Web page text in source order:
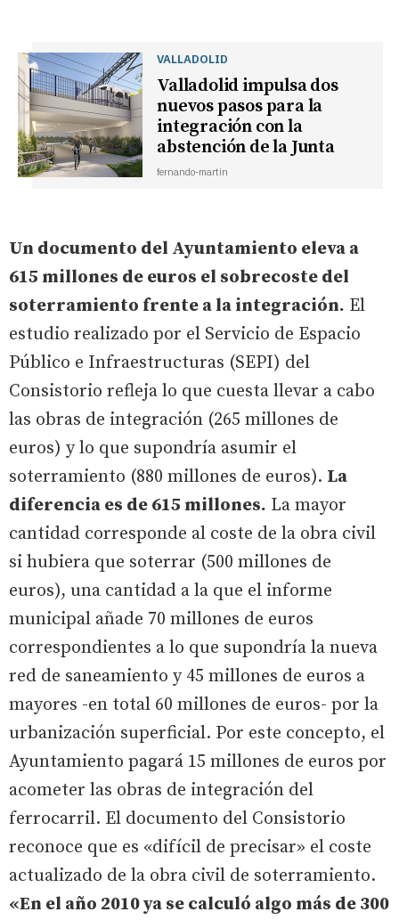
VALLADOLID
Valladolid impulsa dos
nuevos pasos para la
integración con la
abstención de la Junta
fernando-martin
Un documento del Ayuntamiento eleva a
615 millones de euros el sobrecoste del
soterramiento frente a la integración. El
estudio realizado por el Servicio de Espacio
Público e Infraestructuras (SEPI) del
Consistorio refleja lo que cuesta llevar a cabo
las obras de integración (265 millones de
euros) y lo que supondría asumir el
soterramiento (880 millones de euros). La
diferencia es de 615 millones. La mayor
cantidad corresponde al coste de la obra civil
si hubiera que soterrar (500 millones de
euros), una cantidad a la que el informe
municipal añade 70 millones de euros
correspondientes a lo que supondría la nueva
red de saneamiento y 45 millones de euros a
mayores -en total 60 millones de euros- por la
urbanización superficial. Por este concepto, el
Ayuntamiento pagará 15 millones de euros por
acometer las obras de integración del
ferrocarril. El documento del Consistorio
reconoce que es «difícil de precisar» el coste
actualizado de la obra civil de soterramiento.
«En el año 2010 ya se calculó algo más de 300